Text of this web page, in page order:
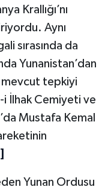
Krallığı’nı
Aynı
sırasında da
Yunanistan’dan
mevcut tepkiyi
i İlhak Cemiyeti ve
Mustafa Kemal
Yunan Ordusu